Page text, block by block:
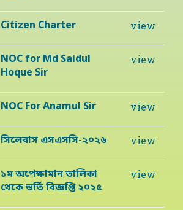
Citizen Charter view
NOC for Md Saidul
Hoque Sir
view
NOC For Anamul Sir view
সিলেবাস এসএসসি-২০২৬ view
১ম অপেক্ষামান তালিকা
থেকে ভর্তি বিজ্ঞপ্তি ২০২৫
view